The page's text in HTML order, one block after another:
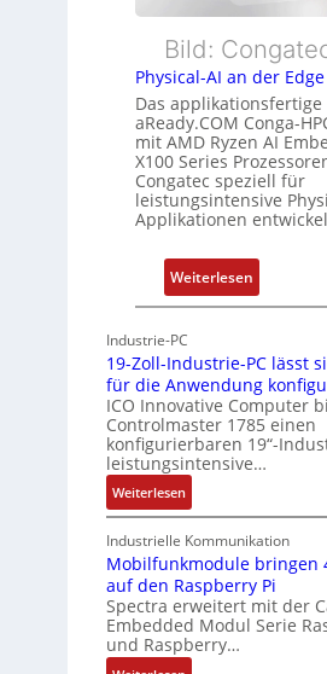
u
n
g
n
g
E
h
e
r
c
a
t
-
r
c
t
e
k
t
u
Bild:
Physical-AI an der Edge
Das
aReady.COM Conga-
mit AMD Ryzen AI
X100 Series
Congatec speziell für
leistungsintensive
Applikationen
Weiterlesen:
P
s
i
c
a
I
a
n
d
Industrie-PC
19-Zoll-Industrie-PC lässt
für die Anwendung
ICO Innovative Computer
Controlmaster 1785 einen
konfigurierbaren 19“-
leistungsintensive…
Weiterlesen:
1
9
-
Z
o
l
l
Industrielle Kommunikation
Mobilfunkmodule bringen
auf den Raspberry Pi
Spectra erweitert mit der
Embedded Modul Serie
und Raspberry…